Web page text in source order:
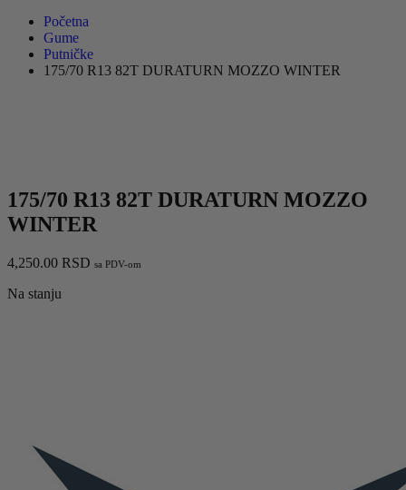
Početna
Gume
Putničke
175/70 R13 82T DURATURN MOZZO WINTER
175/70 R13 82T DURATURN MOZZO
WINTER
4,250.00 RSD sa PDV-om
Na stanju